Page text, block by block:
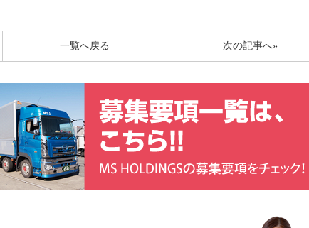
次の記事へ»
一覧へ戻る